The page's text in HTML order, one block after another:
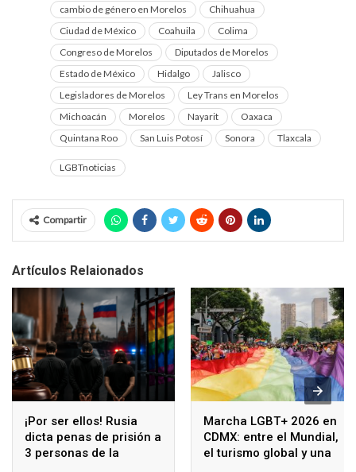
cambio de género en Morelos
Chihuahua
Ciudad de México
Coahuila
Colima
Congreso de Morelos
Diputados de Morelos
Estado de México
Hidalgo
Jalisco
Legisladores de Morelos
Ley Trans en Morelos
Michoacán
Morelos Nayarit
Oaxaca
Quintana Roo
San Luis Potosí Sonora Tlaxcala
LGBTnoticias
Compartir
Artículos Relaionados
¡Por ser ellos! Rusia
dicta penas de prisión a
3 personas de la
Marcha LGBT+ 2026 en
CDMX: entre el Mundial,
el turismo global y una